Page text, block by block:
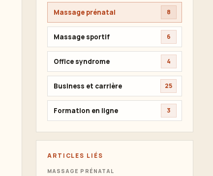
Massage prénatal 8
Massage sportif 6
Office syndrome 4
Business et carrière 25
Formation en ligne 3
ARTICLES LIÉS
MASSAGE PRÉNATAL